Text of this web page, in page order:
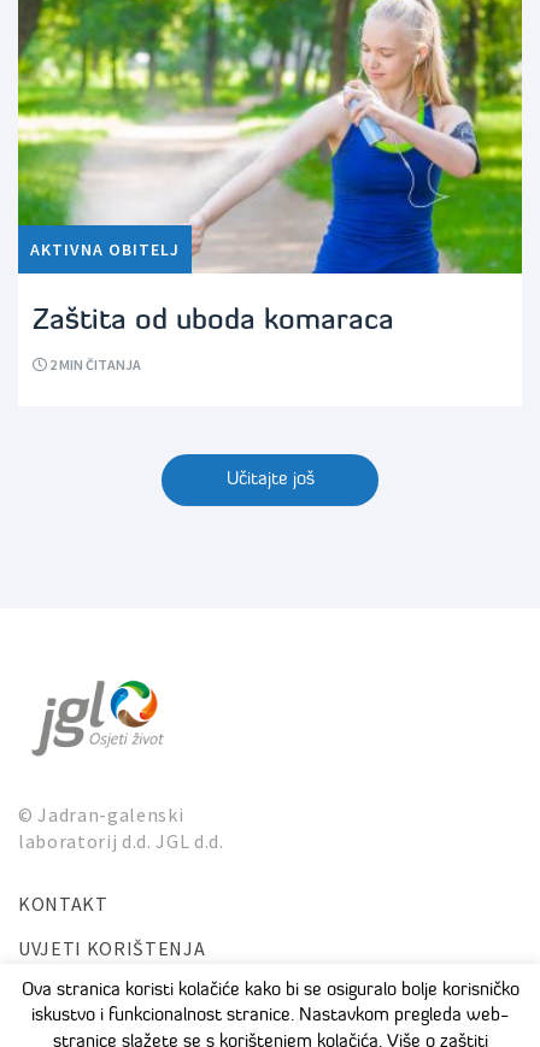
AKTIVNA OBITELJ
Zaštita od uboda komaraca
2MIN ČITANJA
Učitajte još
© Jadran-galenski
laboratorij d.d. JGL d.d.
KONTAKT
UVJETI KORIŠTENJA
ZAŠTITA PRIVATNOSTI I OSOBNIH PODATAKA
Ova stranica koristi kolačiće kako bi se osiguralo bolje korisničko
iskustvo i funkcionalnost stranice. Nastavkom pregleda web-
stranice slažete se s korištenjem kolačića. Više o zaštiti